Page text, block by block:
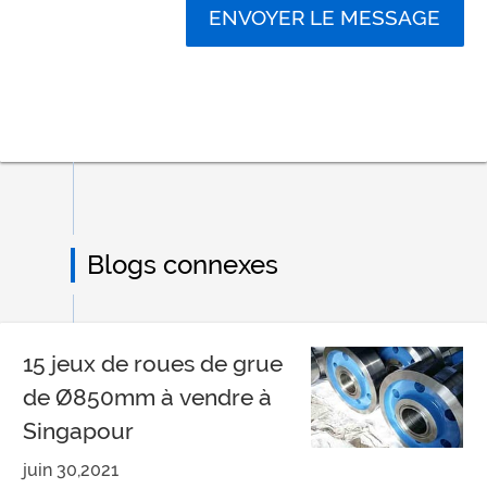
ENVOYER LE MESSAGE
Blogs connexes
15 jeux de roues de grue
de Ø850mm à vendre à
Singapour
juin 30,2021